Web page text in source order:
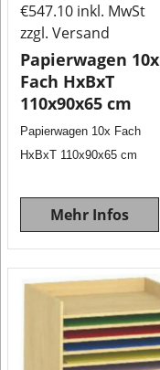
€547.10 inkl. MwSt
zzgl. Versand
Papierwagen 10x
Fach HxBxT
110x90x65 cm
Papierwagen 10x Fach
HxBxT 110x90x65 cm
Mehr Infos